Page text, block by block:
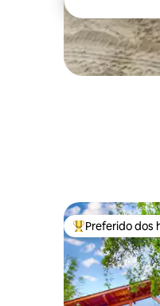
Entre os
Preferido dos